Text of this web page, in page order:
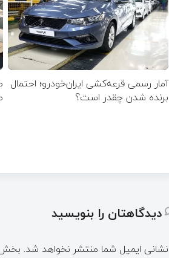
آمار رسمی قرعه‌کشی ایران‌خودرو؛ احتمال
برنده شدن چقدر است؟
دیدگاهتان را بنویسید
نشانی ایمیل شما منتشر نخواهد شد.